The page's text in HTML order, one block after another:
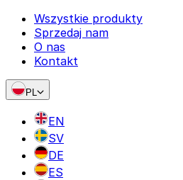
Wszystkie produkty
Sprzedaj nam
O nas
Kontakt
PL
EN
SV
DE
ES